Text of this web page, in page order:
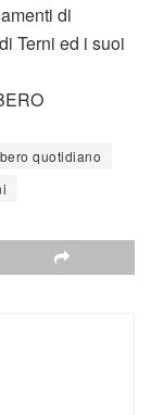
di
Terni ed i suoi
quotidiano